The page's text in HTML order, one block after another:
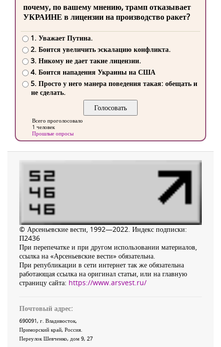
почему, по вашему мнению, трамп отказывает
УКРАИНЕ в лицензии на производство ракет?
1. Уважает Путина.
2. Боится увеличить эскалацию конфликта.
3. Никому не дает такие лицензии.
4. Боится нападения Украины на США
5. Просто у него манера поведения такая: обещать и
не сделать.
Всего проголосовало
1 человек
Прошлые опросы
© Арсеньевские вести, 1992—2022. Индекс подписки:
П2436
При перепечатке и при другом использовании материалов,
ссылка на «Арсеньевские вести» обязательна.
При републикации в сети интернет так же обязательна
работающая ссылка на оригинал статьи, или на главную
страницу сайта: https://www.arsvest.ru/
Почтовый адрес:
690091, г. Владивосток,
Приморский край, Россия
Переулок Шевченко, дом 9, 27